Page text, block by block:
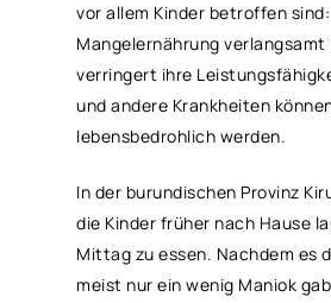
vor allem Kinder betroffen sind:
Mangelernährung verlangsamt
verringert ihre
und andere Krankheiten
lebensbedrohlich werden.
In der burundischen Provinz
die Kinder früher nach Hause
Mittag zu essen. Nachdem es
meist nur ein wenig Maniok